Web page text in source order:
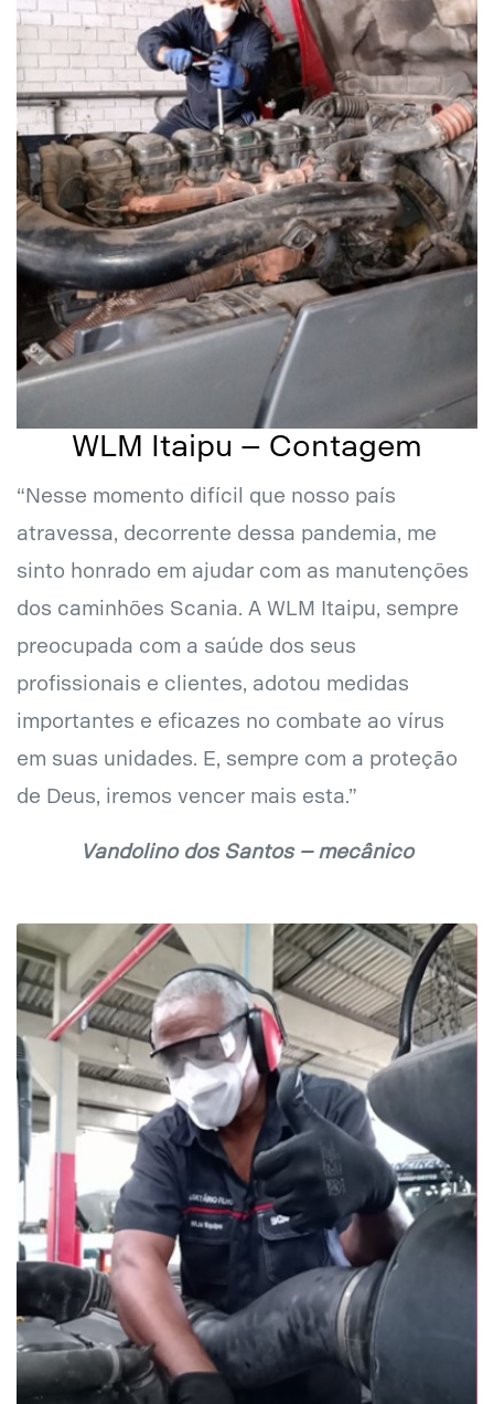
WLM Itaipu – Contagem
“Nesse momento difícil que nosso país
atravessa, decorrente dessa pandemia, me
sinto honrado em ajudar com as manutenções
dos caminhões Scania. A WLM Itaipu, sempre
preocupada com a saúde dos seus
profissionais e clientes, adotou medidas
importantes e eficazes no combate ao vírus
em suas unidades. E, sempre com a proteção
de Deus, iremos vencer mais esta.”
Vandolino dos Santos – mecânico